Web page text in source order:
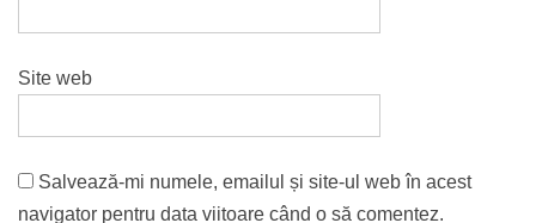
Site web
Salvează-mi numele, emailul și site-ul web în acest
navigator pentru data viitoare când o să comentez.